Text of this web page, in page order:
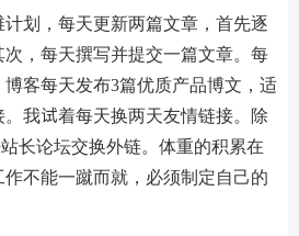
划，每天更新两篇文章，首先逐
，每天撰写并提交一篇文章。每
博客每天发布3篇优质产品博文，适
我试着每天换两天友情链接。除
长论坛交换外链。体重的积累在
不能一蹴而就，必须制定自己的